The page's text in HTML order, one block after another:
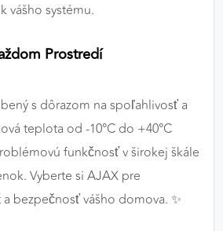
vášho systému.
Prostredí
s dôrazom na spoľahlivosť a
teplota od -10°C do +40°C
funkčnosť v širokej škále
Vyberte si AJAX pre
bezpečnosť vášho domova. ✨